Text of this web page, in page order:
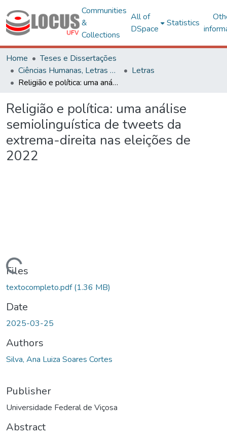
Communities
&
Collections
All of
DSpace
Statistics
Home
Teses e Dissertações
Ciências Humanas, Letras e Artes
Letras
Religião e política: uma análise semiolinguística de tweets da extrema-direita nas eleições de 2022
Religião e política: uma análise
semiolinguística de tweets da
extrema-direita nas eleições de
2022
Files
textocompleto.pdf(1.36 MB)
Date
2025-03-25
Authors
Silva, Ana Luiza Soares Cortes
Publisher
Universidade Federal de Viçosa
Abstract